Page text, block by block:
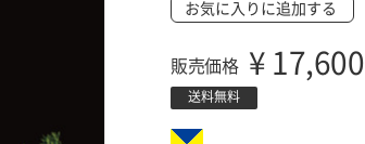
お気に入りに追加する
販売価格 ¥ 17,600
送料無料